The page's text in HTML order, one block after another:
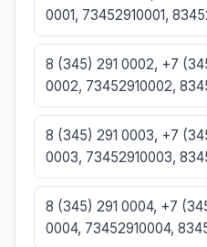
0001, 73452910001,
8 (345) 291 0002, +7
0002, 73452910002,
8 (345) 291 0003, +7
0003, 73452910003,
8 (345) 291 0004, +7
0004, 73452910004,